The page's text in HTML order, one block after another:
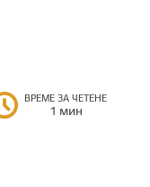
ВРЕМЕ ЗА ЧЕТЕНЕ
1 мин